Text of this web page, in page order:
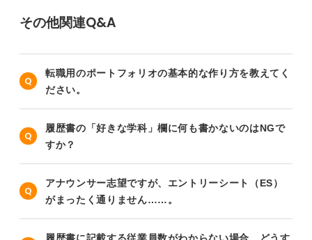
その他関連Q&A
転職用のポートフォリオの基本的な作り方を教えてく
ださい。
履歴書の「好きな学科」欄に何も書かないのはNGで
すか？
アナウンサー志望ですが、エントリーシート（ES）
がまったく通りません……。
履歴書に記載する従業員数がわからない場合、どうす